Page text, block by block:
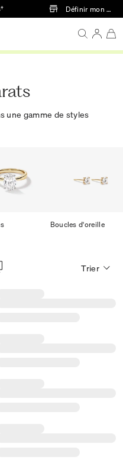
Passer au contenu principal
Définir mon
une gamme de styles
Boucles d'oreille
Trier